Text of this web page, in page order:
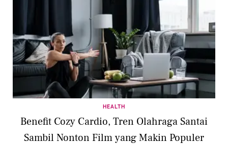
HEALTH
Benefit Cozy Cardio, Tren Olahraga Santai
Sambil Nonton Film yang Makin Populer